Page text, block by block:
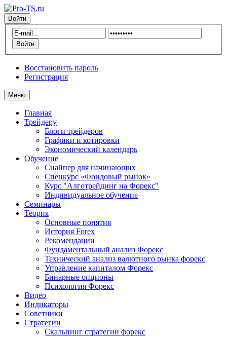
Войти
Восстановить пароль
Регистрация
Меню
Главная
Трейдеру
Блоги трейдеров
Графики и котировки
Экономический календарь
Обучение
Снайпер для начинающих
Спецкурс «Фондовый рынок»
Курс "Алготрейдинг на Форекс"
Индивидуальное обучение
Семинары
Теория
Основные понятия
История Forex
Рекомендации
Фундаментальный анализ Форекс
Технический анализ валютного рынка форекс
Управление капиталом Форекс
Бинарные опционы
Психология Форекс
Видео
Индикаторы
Советники
Стратегии
Скальпинг стратегии форекс